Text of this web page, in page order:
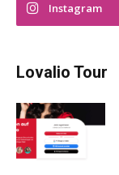
Instagram
Lovalio Tour